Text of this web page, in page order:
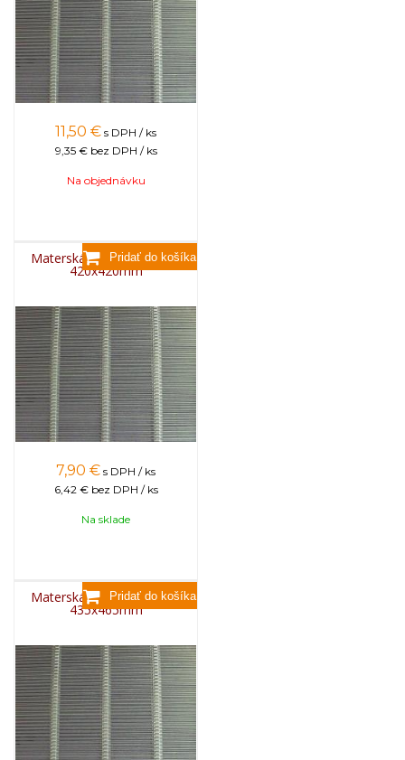
11,50 € s DPH / ks
9,35 € bez DPH / ks
Na objednávku
Materská mriežka kovová
420x420mm
7,90 € s DPH / ks
6,42 € bez DPH / ks
Na sklade
Materská mriežka kovová
435x465mm